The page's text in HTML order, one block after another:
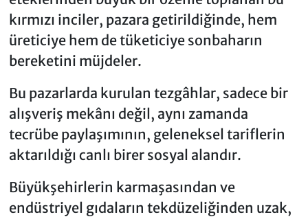
kırmızı inciler, pazara getirildiğinde, hem
üreticiye hem de tüketiciye sonbaharın
bereketini müjdeler.
Bu pazarlarda kurulan tezgâhlar, sadece bir
alışveriş mekânı değil, aynı zamanda
tecrübe paylaşımının, geleneksel tariflerin
aktarıldığı canlı birer sosyal alandır.
Büyükşehirlerin karmaşasından ve
endüstriyel gıdaların tekdüzeliğinden uzak,